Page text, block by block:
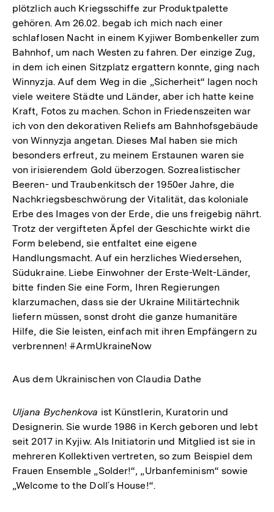
plötzlich auch Kriegsschiffe zur Produktpalette
gehören. Am 26.02. begab ich mich nach einer
schlaflosen Nacht in einem Kyjiwer Bombenkeller zum
Bahnhof, um nach Westen zu fahren. Der einzige Zug,
in dem ich einen Sitzplatz ergattern konnte, ging nach
Winnyzja. Auf dem Weg in die „Sicherheit“ lagen noch
viele weitere Städte und Länder, aber ich hatte keine
Kraft, Fotos zu machen. Schon in Friedenszeiten war
ich von den dekorativen Reliefs am Bahnhofsgebäude
von Winnyzja angetan. Dieses Mal haben sie mich
besonders erfreut, zu meinem Erstaunen waren sie
von irisierendem Gold überzogen. Sozrealistischer
Beeren- und Traubenkitsch der 1950er Jahre, die
Nachkriegsbeschwörung der Vitalität, das koloniale
Erbe des Images von der Erde, die uns freigebig nährt.
Trotz der vergifteten Äpfel der Geschichte wirkt die
Form belebend, sie entfaltet eine eigene
Handlungsmacht. Auf ein herzliches Wiedersehen,
Südukraine. Liebe Einwohner der Erste-Welt-Länder,
bitte finden Sie eine Form, Ihren Regierungen
klarzumachen, dass sie der Ukraine Militärtechnik
liefern müssen, sonst droht die ganze humanitäre
Hilfe, die Sie leisten, einfach mit ihren Empfängern zu
verbrennen! #ArmUkraineNow
Aus dem Ukrainischen von Claudia Dathe
Uljana Bychenkova ist Künstlerin, Kuratorin und
Designerin. Sie wurde 1986 in Kerch geboren und lebt
seit 2017 in Kyjiw. Als Initiatorin und Mitglied ist sie in
mehreren Kollektiven vertreten, so zum Beispiel dem
Frauen Ensemble „Solder!“, „Urbanfeminism“ sowie
„Welcome to the Doll´s House!“.